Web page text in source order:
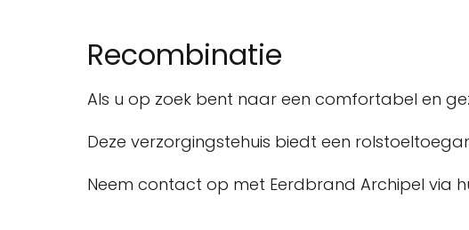
Recombinatie
Als u op zoek bent naar een comfortabel en
Deze verzorgingstehuis biedt een
Neem contact op met Eerdbrand Archipel via